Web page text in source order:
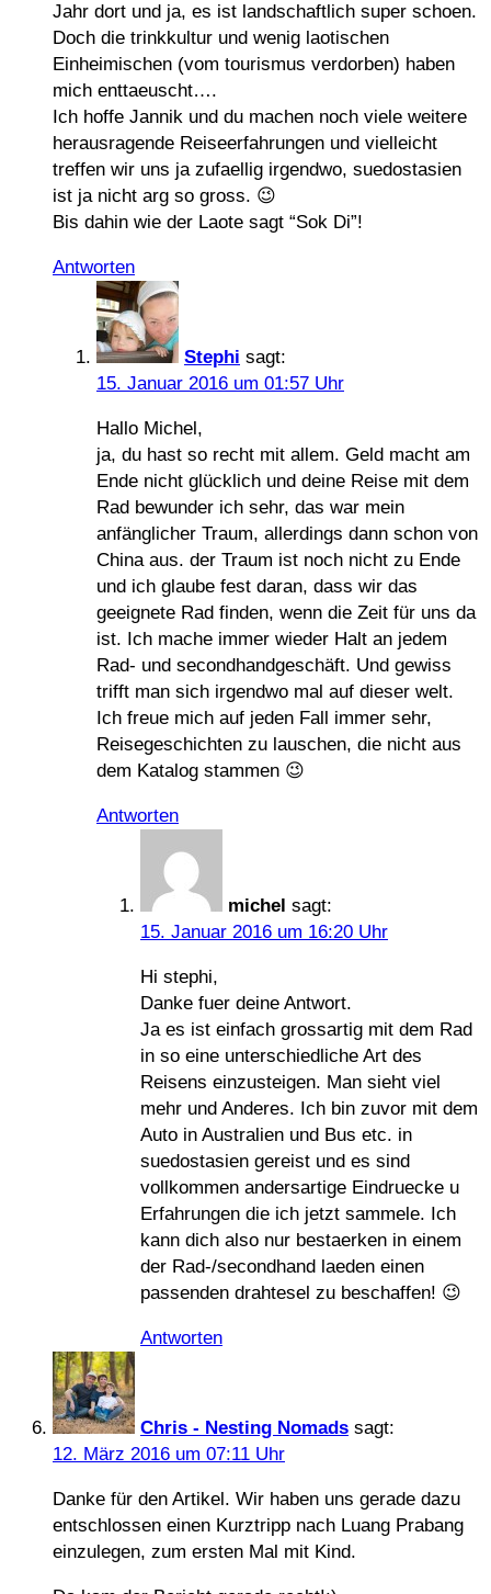
Jahr dort und ja, es ist landschaftlich super schoen.
Doch die trinkkultur und wenig laotischen
Einheimischen (vom tourismus verdorben) haben
mich enttaeuscht….
Ich hoffe Jannik und du machen noch viele weitere
herausragende Reiseerfahrungen und vielleicht
treffen wir uns ja zufaellig irgendwo, suedostasien
ist ja nicht arg so gross. 😉
Bis dahin wie der Laote sagt “Sok Di”!
Antworten
Stephi sagt:
15. Januar 2016 um 01:57 Uhr
Hallo Michel,
ja, du hast so recht mit allem. Geld macht am
Ende nicht glücklich und deine Reise mit dem
Rad bewunder ich sehr, das war mein
anfänglicher Traum, allerdings dann schon von
China aus. der Traum ist noch nicht zu Ende
und ich glaube fest daran, dass wir das
geeignete Rad finden, wenn die Zeit für uns da
ist. Ich mache immer wieder Halt an jedem
Rad- und secondhandgeschäft. Und gewiss
trifft man sich irgendwo mal auf dieser welt.
Ich freue mich auf jeden Fall immer sehr,
Reisegeschichten zu lauschen, die nicht aus
dem Katalog stammen 😉
Antworten
michel sagt:
15. Januar 2016 um 16:20 Uhr
Hi stephi,
Danke fuer deine Antwort.
Ja es ist einfach grossartig mit dem Rad
in so eine unterschiedliche Art des
Reisens einzusteigen. Man sieht viel
mehr und Anderes. Ich bin zuvor mit dem
Auto in Australien und Bus etc. in
suedostasien gereist und es sind
vollkommen andersartige Eindruecke u
Erfahrungen die ich jetzt sammele. Ich
kann dich also nur bestaerken in einem
der Rad-/secondhand laeden einen
passenden drahtesel zu beschaffen! 😉
Antworten
Chris - Nesting Nomads sagt:
12. März 2016 um 07:11 Uhr
Danke für den Artikel. Wir haben uns gerade dazu
entschlossen einen Kurztripp nach Luang Prabang
einzulegen, zum ersten Mal mit Kind.